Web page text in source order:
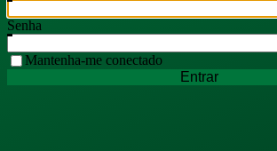
Senha
Mantenha-me conectado
Entrar